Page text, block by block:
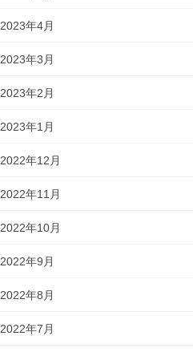
2023年4月
2023年3月
2023年2月
2023年1月
2022年12月
2022年11月
2022年10月
2022年9月
2022年8月
2022年7月